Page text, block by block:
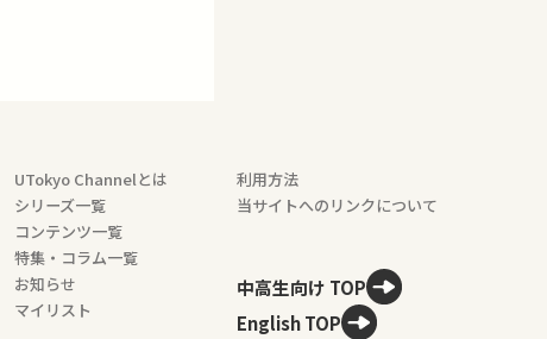
UTokyo Channelとは
シリーズ一覧
コンテンツ一覧
特集・コラム一覧
お知らせ
マイリスト
利用方法
当サイトへのリンクについて
中高生向け TOP
English TOP